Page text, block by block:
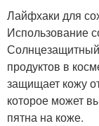
Лайфхаки для
Использование
продуктов в
защищает кожу
которое может
пятна на коже.